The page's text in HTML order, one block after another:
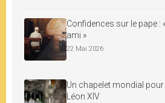
Confidences sur le pape :
ami »
22 Mai 2026
Un chapelet mondial
Léon XIV